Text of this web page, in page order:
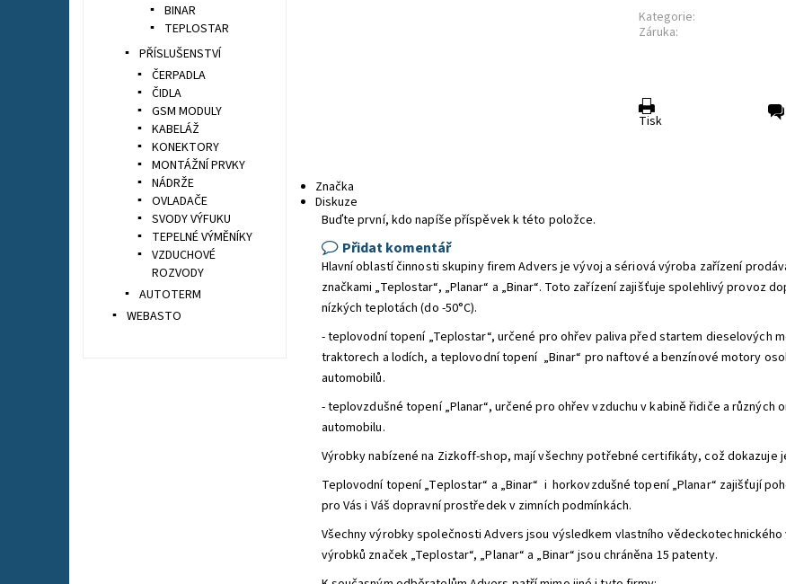
Kategorie:
Záruka:
Tisk
Značka
Diskuze
Buďte první, kdo napíše příspěvek k této položce.
Přidat komentář
Hlavní oblastí činnosti skupiny firem Advers je vývoj a sériová výroba zařízení
značkami „Teplostar“, „Planar“ a „Binar“. Toto zařízení zajišťuje spolehlivý provoz
nízkých teplotách (do -50°С).
- teplovodní topení „Teplostar“, určené pro ohřev paliva před startem dieselových
traktorech a lodích, a teplovodní topení „Binar“ pro naftové a benzínové motory
automobilů.
- teplovzdušné topení „Planar“, určené pro ohřev vzduchu v kabině řidiče a různých
automobilu.
Výrobky nabízené na Zizkoff-shop, mají všechny potřebné certifikáty, což dokazuje
Teplovodní topení „Teplostar“ a „Binar“ i horkovzdušné topení „Planar“ zajišťují
pro Vás i Váš dopravní prostředek v zimních podmínkách.
Všechny výrobky společnosti Advers jsou výsledkem vlastního vědeckotechnického
výrobků značek „Teplostar“, „Planar“ a „Binar“ jsou chráněna 15 patenty.
BINAR
TEPLOSTAR
PŘÍSLUŠENSTVÍ
ČERPADLA
ČIDLA
GSM MODULY
KABELÁŽ
KONEKTORY
MONTÁŽNÍ PRVKY
NÁDRŽE
OVLADAČE
SVODY VÝFUKU
TEPELNÉ VÝMĚNÍKY
VZDUCHOVÉ
ROZVODY
AUTOTERM
WEBASTO